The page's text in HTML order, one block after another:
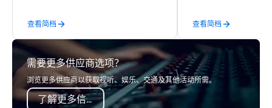
will be talking about for years to
come. Whether you're hosting a
boardroom meeting, team-building
retreat, or holiday celebration, our
shows leave your guests amazed,
inspired, and empowered. We take
care of everything—contracts,
查看简档 查看简档
需要更多供应商选项？
浏览更多供应商以获取视听、娱乐、交通及其他活动所需。
了解更多信息